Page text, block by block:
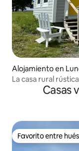
Alojamiento en
La casa rural
Casas
Favorito entre
Favorito entre